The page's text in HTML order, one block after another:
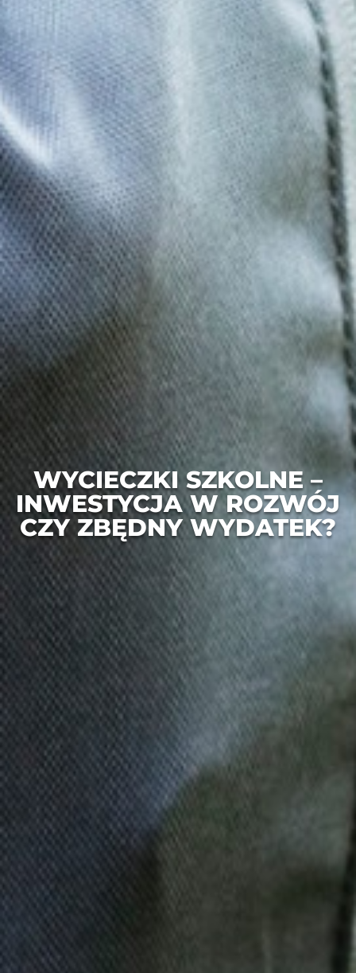
WYCIECZKI SZKOLNE –
INWESTYCJA W ROZWÓJ
CZY ZBĘDNY WYDATEK?